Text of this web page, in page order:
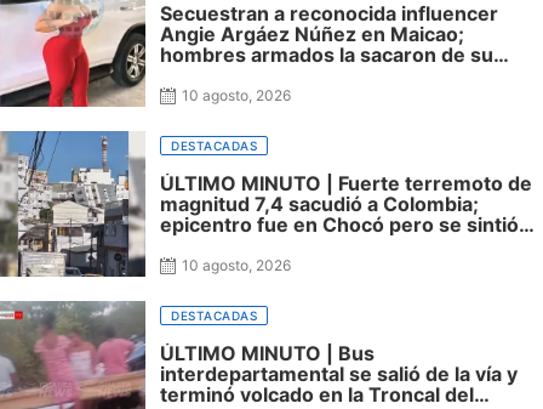
Secuestran a reconocida influencer
Angie Argáez Núñez en Maicao;
hombres armados la sacaron de su
10 agosto, 2026
DESTACADAS
ÚLTIMO MINUTO | Fuerte terremoto de
magnitud 7,4 sacudió a Colombia;
epicentro fue en Chocó pero se sintió
10 agosto, 2026
DESTACADAS
ÚLTIMO MINUTO | Bus
interdepartamental se salió de la vía y
terminó volcado en la Troncal del